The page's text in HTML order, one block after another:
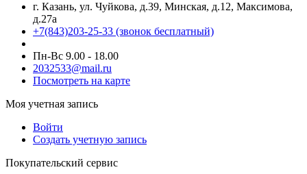
г. Казань, ул. Чуйкова, д.39, Минская, д.12, Максимова,
д.27а
+7(843)203-25-33 (звонок бесплатный)
Пн-Вс 9.00 - 18.00
2032533@mail.ru
Посмотреть на карте
Моя учетная запись
Войти
Создать учетную запись
Покупательский сервис